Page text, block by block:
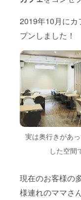
2019年10月にカ
プンしました！
実は奥行きがあ
した空間
現在のお客様の
様連れのママさ